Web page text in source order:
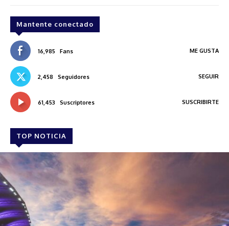
Mantente conectado
16,985 Fans ME GUSTA
2,458 Seguidores SEGUIR
61,453 Suscriptores SUSCRIBIRTE
TOP NOTICIA